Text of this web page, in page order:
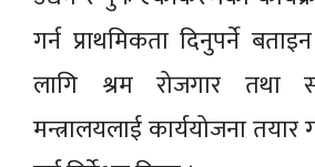
गर्न प्राथमिकता दिनुपर्ने
लागि श्रम रोजगार तथा
मन्त्रालयलाई कार्ययोजना